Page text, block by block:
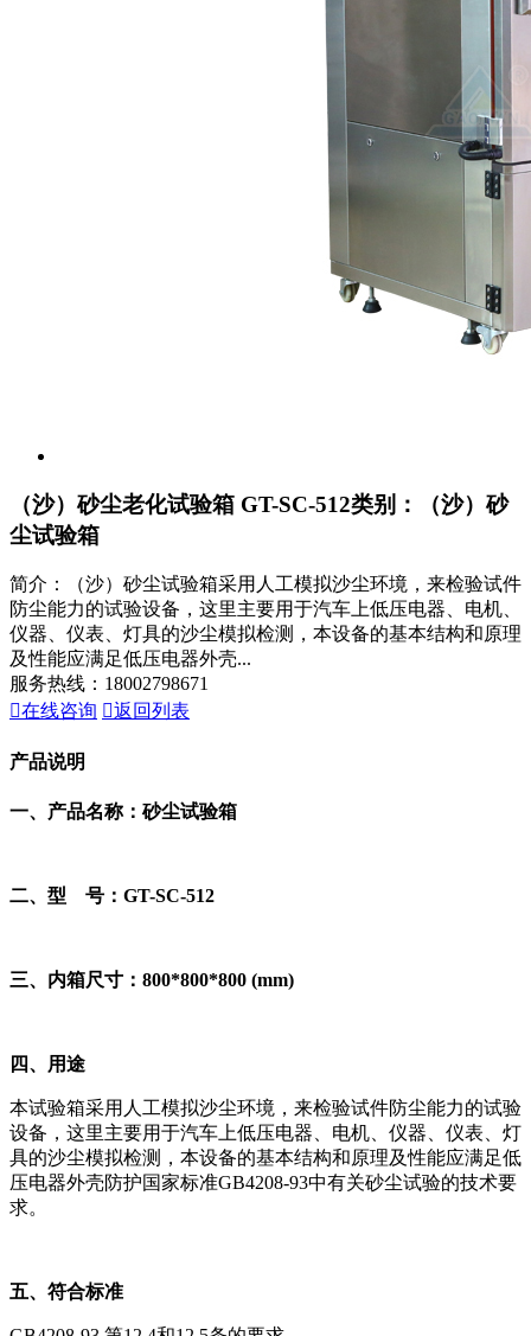
（沙）砂尘老化试验箱 GT-SC-512类别：（沙）砂
尘试验箱
简介：（沙）砂尘试验箱采用人工模拟沙尘环境，来检验试件
防尘能力的试验设备，这里主要用于汽车上低压电器、电机、
仪器、仪表、灯具的沙尘模拟检测，本设备的基本结构和原理
及性能应满足低压电器外壳...
服务热线：18002798671
在线咨询 返回列表
产品说明
一、产品名称：砂尘试验箱
二、型 号：GT-SC-512
三、内箱尺寸：800*800*800 (mm)
四、用途
本试验箱采用人工模拟沙尘环境，来检验试件防尘能力的试验
设备，这里主要用于汽车上低压电器、电机、仪器、仪表、灯
具的沙尘模拟检测，本设备的基本结构和原理及性能应满足低
压电器外壳防护国家标准GB4208-93中有关砂尘试验的技术要
求。
五、符合标准